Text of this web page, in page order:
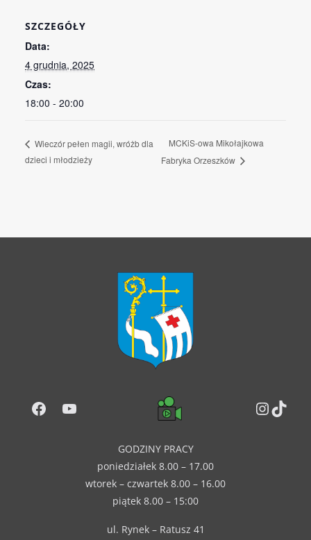
SZCZEGÓŁY
Data:
4 grudnia, 2025
Czas:
18:00 - 20:00
Wieczór pełen magii, wróżb dla
dzieci i młodzieży
MCKiS-owa Mikołajkowa
Fabryka Orzeszków
Facebook
YouTube
GODZINY PRACY
poniedziałek 8.00 – 17.00
wtorek – czwartek 8.00 – 16.00
piątek 8.00 – 15:00
ul. Rynek – Ratusz 41